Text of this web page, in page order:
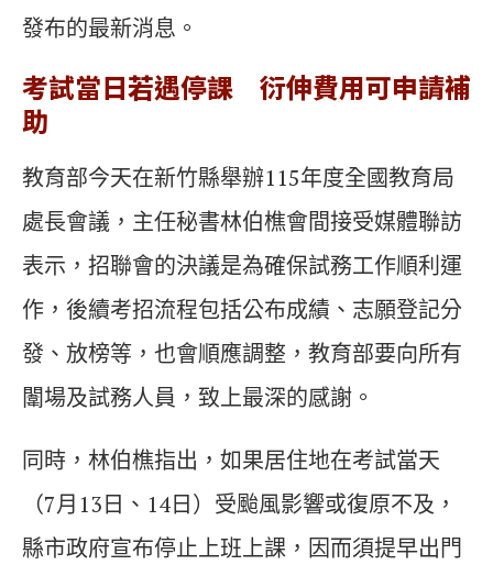
發布的最新消息。
考試當日若遇停課 衍伸費用可申請補
助
教育部今天在新竹縣舉辦115年度全國教育局
處長會議，主任秘書林伯樵會間接受媒體聯訪
表示，招聯會的決議是為確保試務工作順利運
作，後續考招流程包括公布成績、志願登記分
發、放榜等，也會順應調整，教育部要向所有
闈場及試務人員，致上最深的感謝。
同時，林伯樵指出，如果居住地在考試當天
（7月13日、14日）受颱風影響或復原不及，
縣市政府宣布停止上班上課，因而須提早出門